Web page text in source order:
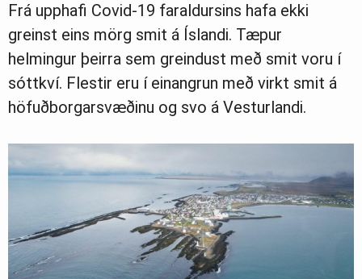
Frá upphafi Covid-19 faraldursins hafa ekki
greinst eins mörg smit á Íslandi. Tæpur
helmingur þeirra sem greindust með smit voru í
sóttkví. Flestir eru í einangrun með virkt smit á
höfuðborgarsvæðinu og svo á Vesturlandi.